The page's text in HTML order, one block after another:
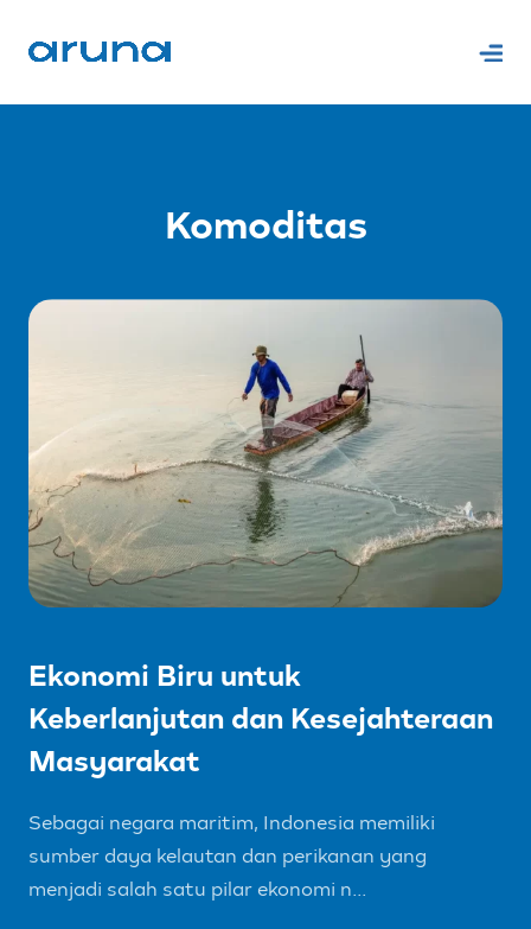
Komoditas
Ekonomi Biru untuk
Keberlanjutan dan Kesejahteraan
Masyarakat
Sebagai negara maritim, Indonesia memiliki
sumber daya kelautan dan perikanan yang
menjadi salah satu pilar ekonomi n...